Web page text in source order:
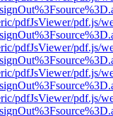
pdfJsViewer/pdf.js/
pdfJsViewer/pdf.js/
pdfJsViewer/pdf.js/
pdfJsViewer/pdf.js/